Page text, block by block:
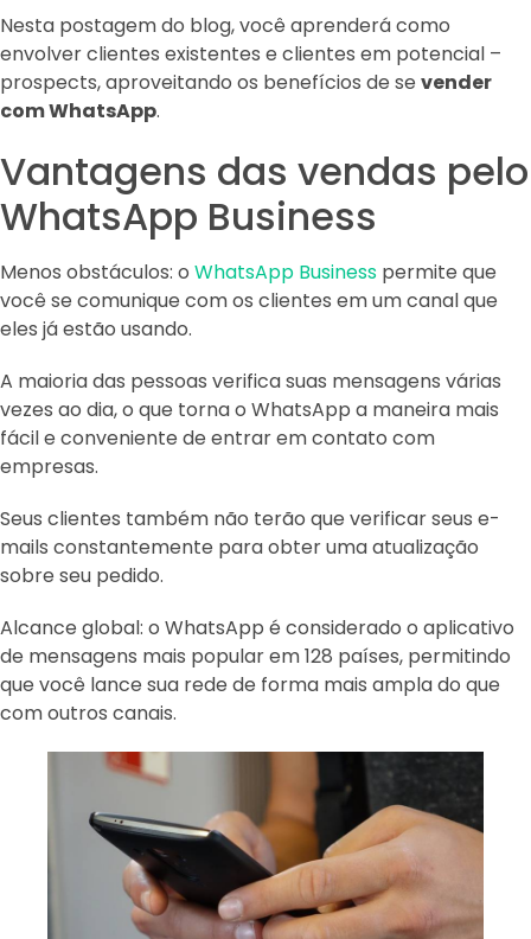
Nesta postagem do blog, você aprenderá como
envolver clientes existentes e clientes em potencial –
prospects, aproveitando os benefícios de se vender
com WhatsApp.
Vantagens das vendas pelo
WhatsApp Business
Menos obstáculos: o WhatsApp Business permite que
você se comunique com os clientes em um canal que
eles já estão usando.
A maioria das pessoas verifica suas mensagens várias
vezes ao dia, o que torna o WhatsApp a maneira mais
fácil e conveniente de entrar em contato com
empresas.
Seus clientes também não terão que verificar seus e-
mails constantemente para obter uma atualização
sobre seu pedido.
Alcance global: o WhatsApp é considerado o aplicativo
de mensagens mais popular em 128 países, permitindo
que você lance sua rede de forma mais ampla do que
com outros canais.